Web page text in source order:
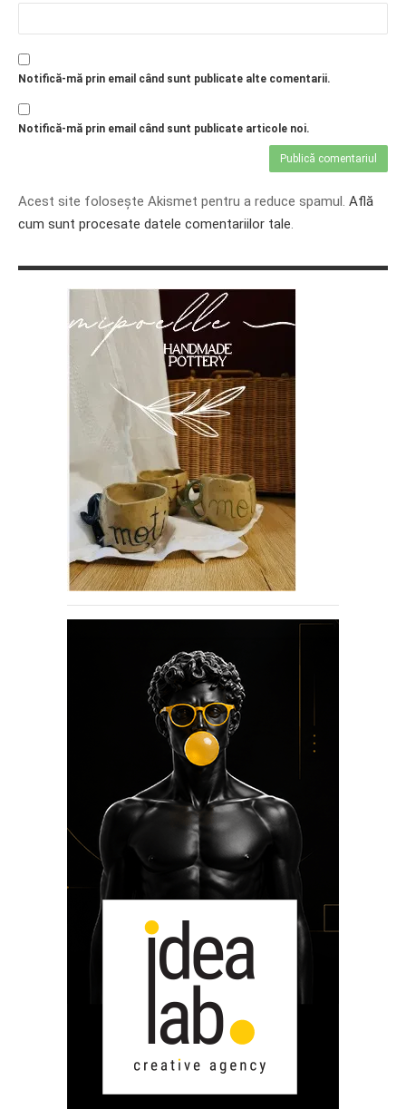
Notifică-mă prin email când sunt publicate alte comentarii.
Notifică-mă prin email când sunt publicate articole noi.
Acest site folosește Akismet pentru a reduce spamul. Află
cum sunt procesate datele comentariilor tale.